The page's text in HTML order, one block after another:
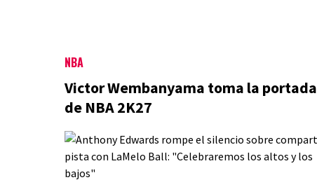
NBA
Victor Wembanyama toma la portada
de NBA 2K27